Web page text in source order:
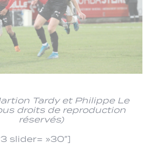
Tardy et Philippe Le
droits de reproduction
réservés)
slider= »30″]